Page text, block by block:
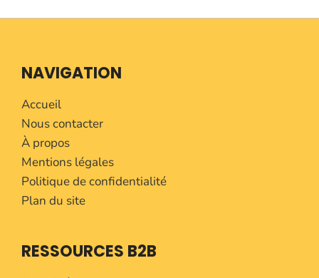
NAVIGATION
Accueil
Nous contacter
À propos
Mentions légales
Politique de confidentialité
Plan du site
RESSOURCES B2B